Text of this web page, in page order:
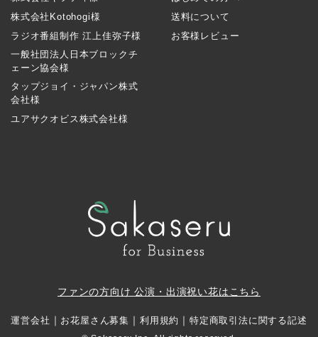
株式会社Kotohogi様
ラジオ番組制作 江上佳弥子様
一般社団法人日本ブロックチ
ェーン協会様
タップジョイ・ジャパン株式
会社様
ユアサクオビス株式会社様
送料について
お客様レビュー
ファンの方向け 公演・出演祝い花はこちら
運営会社 ｜ お花屋さん募集 ｜ 利用規約 ｜ 特定商取引法に関する記述